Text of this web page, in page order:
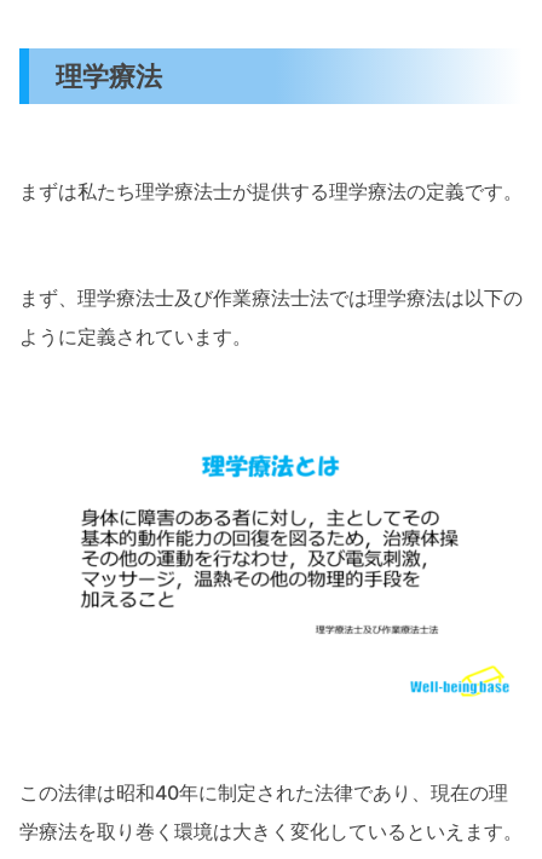
理学療法
まずは私たち理学療法士が提供する理学療法の定義です。
まず、理学療法士及び作業療法士法では理学療法は以下の
ように定義されています。
この法律は昭和40年に制定された法律であり、現在の理
学療法を取り巻く環境は大きく変化しているといえます。